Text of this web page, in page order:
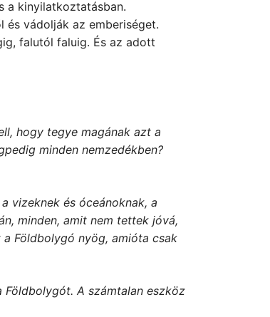
a kinyilatkoztatásban.
és vádolják az emberiséget.
falutól faluig. És az adott
hogy tegye magának azt a
minden nemzedékben?
vizeknek és óceánoknak, a
minden, amit nem tettek jóvá,
Földbolygó nyög, amióta csak
Földbolygót. A számtalan eszköz